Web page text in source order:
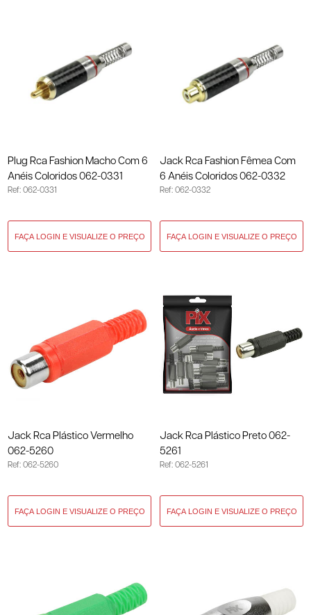
Plug Rca Fashion Macho Com 6
Anéis Coloridos 062-0331
Ref: 062-0331
Jack Rca Fashion Fêmea Com
6 Anéis Coloridos 062-0332
Ref: 062-0332
Jack Rca Plástico Vermelho
062-5260
Ref: 062-5260
Jack Rca Plástico Preto 062-
5261
Ref: 062-5261